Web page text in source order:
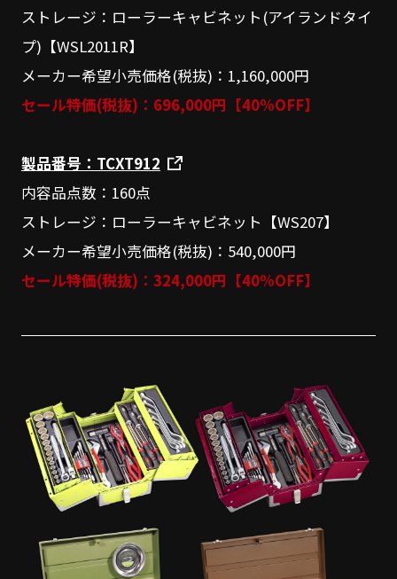
ストレージ：ローラーキャビネット(アイランドタイ
プ)【WSL2011R】
メーカー希望小売価格(税抜)：1,160,000円
セール特価(税抜)：696,000円【40%OFF】
製品番号：TCXT912
内容品点数：160点
ストレージ：ローラーキャビネット【WS207】
メーカー希望小売価格(税抜)：540,000円
セール特価(税抜)：324,000円【40%OFF】